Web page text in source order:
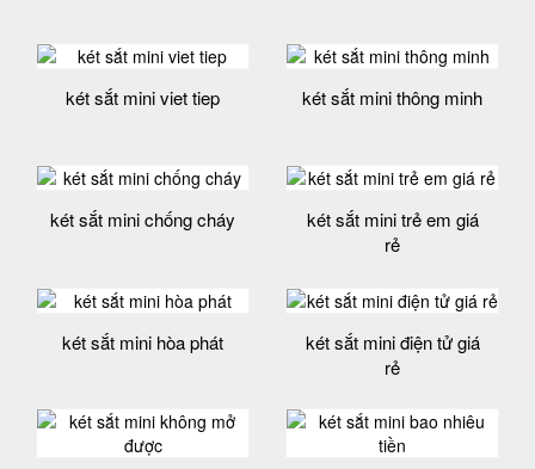
két sắt mini viet tiep két sắt mini thông minh
két sắt mini chống cháy
két sắt mini trẻ em giá
rẻ
két sắt mini hòa phát
két sắt mini điện tử giá
rẻ